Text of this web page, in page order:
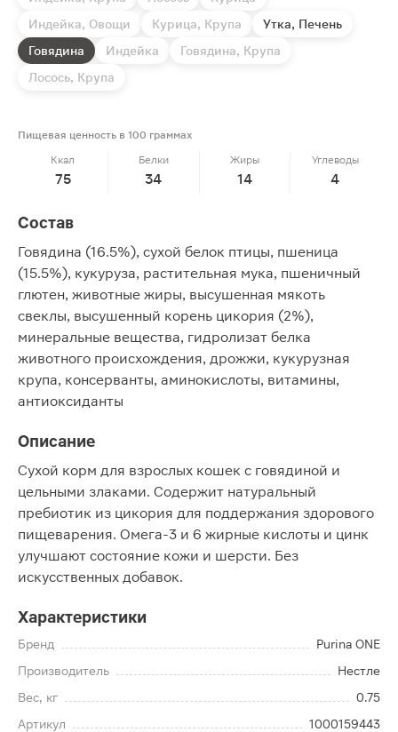
Индейка, Овощи
Курица, Крупа
Утка, Печень
Говядина
Индейка
Говядина, Крупа
Лосось, Крупа
Пищевая ценность в 100 граммах
Ккал
75
Белки
34
Жиры
14
Углеводы
4
Состав
Говядина (16.5%), сухой белок птицы, пшеница
(15.5%), кукуруза, растительная мука, пшеничный
глютен, животные жиры, высушенная мякоть
свеклы, высушенный корень цикория (2%),
минеральные вещества, гидролизат белка
животного происхождения, дрожжи, кукурузная
крупа, консерванты, аминокислоты, витамины,
антиоксиданты
Описание
Сухой корм для взрослых кошек с говядиной и
цельными злаками. Содержит натуральный
пребиотик из цикория для поддержания здорового
пищеварения. Омега-3 и 6 жирные кислоты и цинк
улучшают состояние кожи и шерсти. Без
искусственных добавок.
Характеристики
Бренд
Purina ONE
Производитель
Нестле
Вес, кг
0.75
Артикул
1000159443